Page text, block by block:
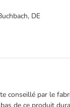
DE
conseillé par le